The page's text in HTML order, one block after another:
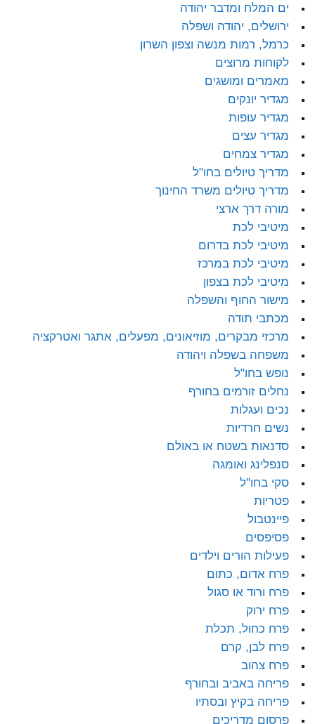
ים המלח ומדבר יהודה
ירושלים, יהודה ושפלה
כרמל, רמות מנשה וצפון השרון
לקוחות מרוצים
מאמרים ומושגים
מגדיר יונקים
מגדיר עופות
מגדיר עצים
מגדיר צמחים
מדריך טיולים בחו"ל
מדריך טיולים משרד החינוך
מורה דרך ארצי
מיטיבי לכת
מיטיבי לכת בדרום
מיטיבי לכת במרכז
מיטיבי לכת בצפון
מישור החוף והשפלה
מכתבי תודה
מרכזי מבקרים, מוזיאונים, מפעלים, אתגר ואטרקציה
משפחה בשפלה ויהודה
נופש בחו"ל
נחלים זורמים בחורף
נכים ועגלות
נשים חרדיות
סדנאות בשטח או באולם
סנפלינג ואומגה
סקי בחו"ל
פטריות
פיינטבול
פסיפסים
פעילות הורים וילדים
פרח אדום, כתום
פרח ורוד או סגול
פרח ירוק
פרח כחול, תכלת
פרח לבן, קרם
פרח צהוב
פריחה באביב ובחורף
פריחה בקיץ ובסתיו
פרסום מדריכים